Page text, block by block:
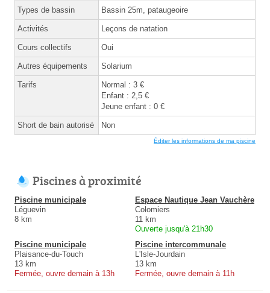
Types de bassin Bassin 25m, pataugeoire
Activités Leçons de natation
Cours collectifs Oui
Autres équipements Solarium
Tarifs
Normal : 3 €
Enfant : 2,5 €
Jeune enfant : 0 €
Short de bain autorisé Non
Éditer les informations de ma piscine
Piscines à proximité
Piscine municipale
Léguevin
8 km
Espace Nautique Jean Vauchère
Colomiers
11 km
Ouverte jusqu'à 21h30
Piscine municipale
Plaisance-du-Touch
13 km
Fermée, ouvre demain à 13h
Piscine intercommunale
L'Isle-Jourdain
13 km
Fermée, ouvre demain à 11h